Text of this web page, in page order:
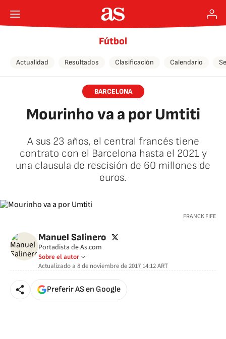
Fútbol
Actualidad Resultados Clasificación Calendario
BARCELONA
Mourinho va a por Umtiti
A sus 23 años, el central francés tiene
contrato con el Barcelona hasta el 2021 y
una clausula de rescisión de 60 millones de
euros.
FRANCK FIFE
Manuel Salinero twitter
Portadista de As.com
Sobre el autor
Actualizado a 8 de noviembre de 2017 14:12ART
Preferir AS en Google